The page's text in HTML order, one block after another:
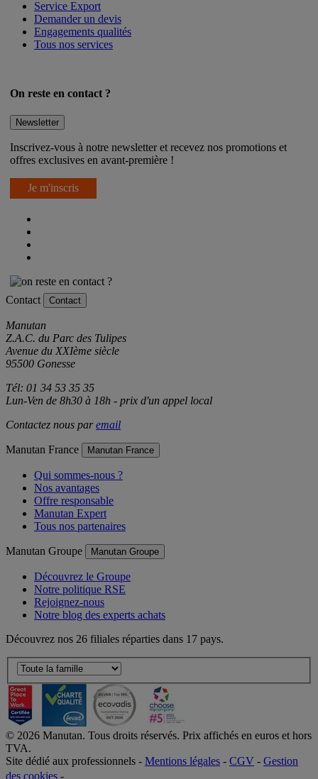
Service Export
Demander un devis
Engagements qualités
Tous nos services
On reste en contact ?
Newsletter
Inscrivez-vous à notre newsletter et recevez nos promotions et
offres exclusives en avant-première !
Je m'inscris
Contact Contact
Manutan
Z.A.C. du Parc des Tulipes
Avenue du XXIème siècle
95500 Gonesse
Tél: 01 34 53 35 35
Lun-Ven de 8h30 à 18h - prix d'un appel local
Contactez nous paremail
Manutan France Manutan France
Qui sommes-nous ?
Nos avantages
Offre responsable
Manutan Expert
Tous nos partenaires
Manutan Groupe Manutan Groupe
Découvrez le Groupe
Notre politique RSE
Rejoignez-nous
Notre blog des experts achats
Découvrez nos 26 filiales réparties dans 17 pays.
© 2026 Manutan. Tous droits réservés. Prix affichés en euros et hors
TVA.
Site dédié aux professionnels - Mentions légales - CGV - Gestion
des cookies -